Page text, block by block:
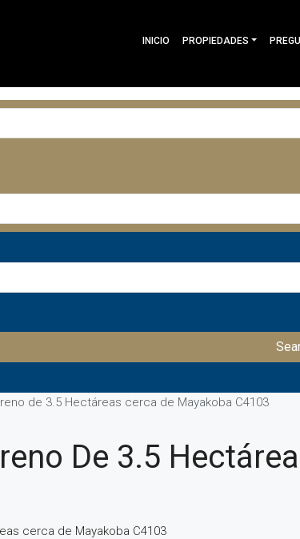
INICIO PROPIEDADES
de 3.5 Hectáreas cerca de Mayakoba C4103
De 3.5
cerca de Mayakoba C4103